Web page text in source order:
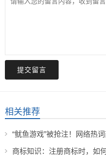
提交留言
相关推荐
“鱿鱼游戏”被抢注！网络热
商标知识：注册商标时，如